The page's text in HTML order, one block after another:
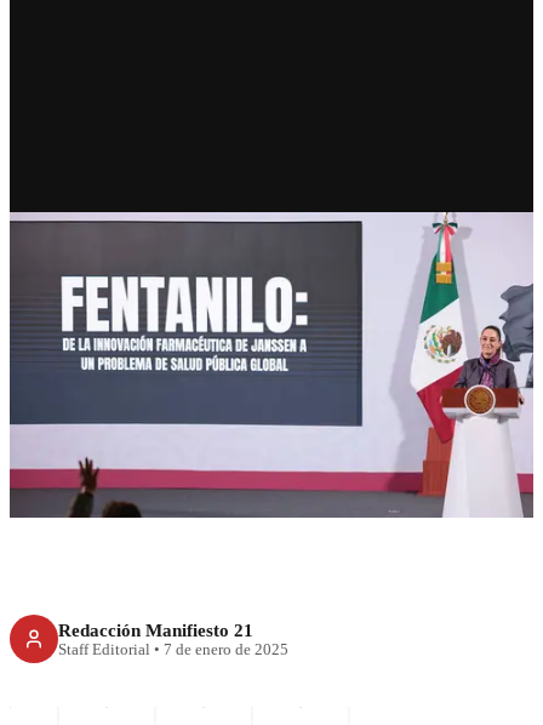
RECIENTE
El fentanilo mata: gobierno
lanza campaña nacional de
prevención
Redacción Manifiesto 21
Staff Editorial • 7 de enero de 2025